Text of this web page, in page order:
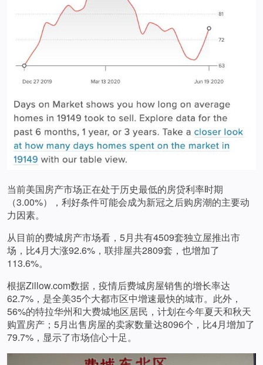
当前美国房产市场正在处于历史最低的房贷利率时期
（3.00%），利好条件可能会成为新冠之后购房潮的主要动
力因素。
从目前的费城房产市场看，5月共有4509套独立屋推出市
场，比4月大涨92.6%，联排屋共2809套，也增加了
113.6%。
根据Zillow.com数据，疫情后费城房屋销售的增长率达
62.7%，是全美35个大都市区中增速最快的城市。此外，
56%的特拉华州和大费城地区居民，计划在今年夏天和秋天
购置房产；5月出售房屋的卖家数量达8096个，比4月增加了
79.7%，显示了市场信心十足。